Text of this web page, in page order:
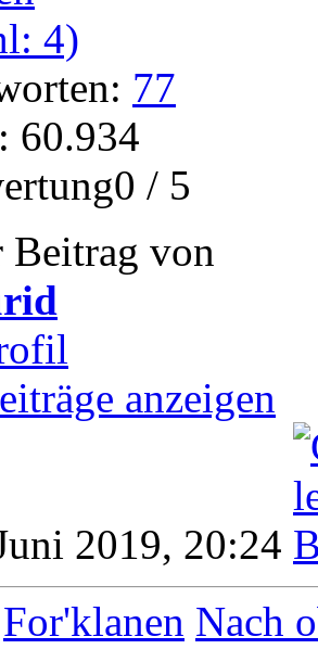
77
60.934
/ 5
Beitrag von
anzeigen
2019, 20:24
For'klanen Nach